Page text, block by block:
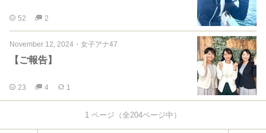
52 2
November 12, 2024 ・ 女子アナ47
【ご報告】
23 4 1
1 ページ（全204ページ中）